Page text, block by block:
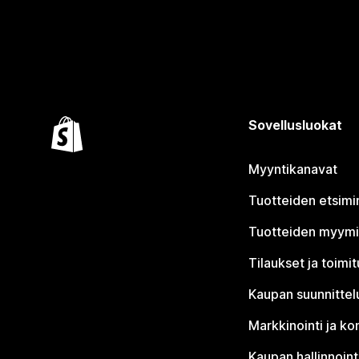
Sovellusluokat
Myyntikanavat
Tuotteiden
Tuotteiden
Tilaukset ja
Kaupan
Markkinointi ja